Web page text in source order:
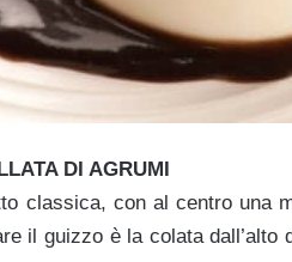
DI AGRUMI
classica, con al centro una
il guizzo è la colata dall’alto